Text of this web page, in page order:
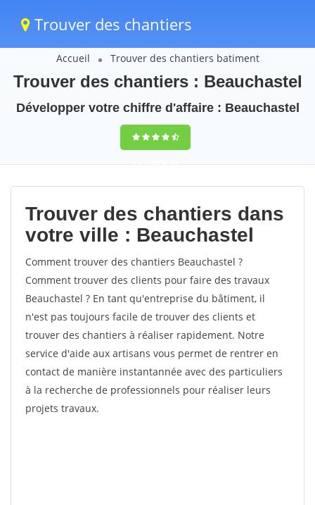
Trouver des chantiers
Accueil Trouver des chantiers batiment
Trouver des chantiers : Beauchastel
Développer votre chiffre d'affaire : Beauchastel
9,5(100%)44
votes
Trouver des chantiers dans
votre ville : Beauchastel
Comment trouver des chantiers Beauchastel ?
Comment trouver des clients pour faire des travaux
Beauchastel ? En tant qu'entreprise du bâtiment, il
n'est pas toujours facile de trouver des clients et
trouver des chantiers à réaliser rapidement. Notre
service d'aide aux artisans vous permet de rentrer en
contact de manière instantannée avec des particuliers
à la recherche de professionnels pour réaliser leurs
projets travaux.